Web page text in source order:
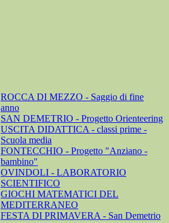
ROCCA DI MEZZO - Saggio di fine
anno
SAN DEMETRIO - Progetto Orienteering
USCITA DIDATTICA - classi prime -
Scuola media
FONTECCHIO - Progetto "Anziano -
bambino"
OVINDOLI - LABORATORIO
SCIENTIFICO
GIOCHI MATEMATICI DEL
MEDITERRANEO
FESTA DI PRIMAVERA - San Demetrio